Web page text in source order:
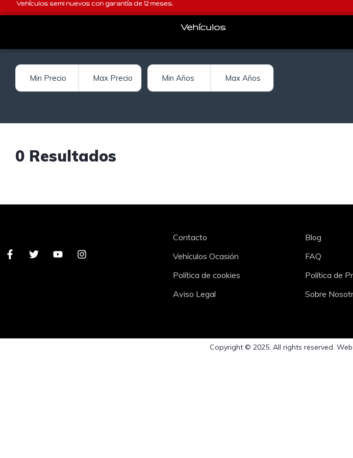
Vehículos semi nuevos con garantía de 12 meses.
Vehículos
0 Resultados
Contacto
Vehículos Ocasión
Política de cookies
Aviso Legal
Blog
FAQ
Política de
Sobre
Copyright © 2025. All rights reserved.